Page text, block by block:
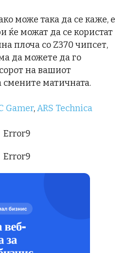
може така да се каже, е
ќе можат да се користат
плоча со Z370 чипсет,
да можете да го
на вашиот
смените матичната.
Gamer,ARS Technica
Error9
Error9